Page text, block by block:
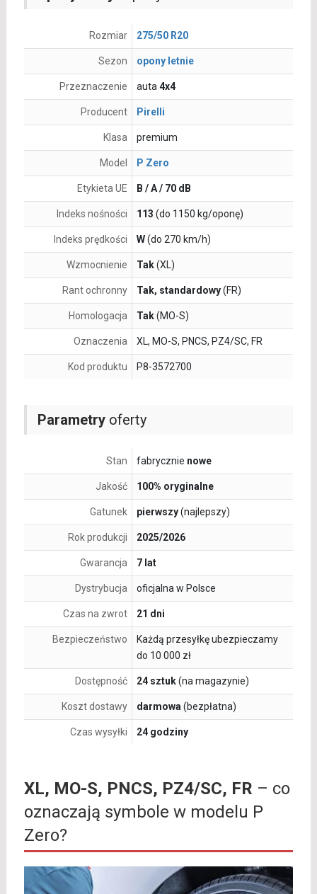
Parametryoferty
Stan fabrycznie nowe
Jakość 100% oryginalne
Gatunek pierwszy(najlepszy)
Rok produkcji 2025/2026
Gwarancja 7 lat
Dystrybucja oficjalna w Polsce
Czas na zwrot 21 dni
Bezpieczeństwo
Każdą przesyłkę ubezpieczamy
do 10 000 zł
Dostępność 24 sztuk(na magazynie)
Koszt dostawy darmowa (bezpłatna)
Czas wysyłki 24 godziny
Rozmiar 275/50 R20
Sezon opony letnie
Przeznaczenie auta 4x4
Producent Pirelli
Klasa premium
Model P Zero
Etykieta UE B / A / 70 dB
Indeks nośności 113 (do 1150 kg/oponę)
Indeks prędkości W(do 270 km/h)
Wzmocnienie Tak(XL)
Rant ochronny Tak, standardowy(FR)
Homologacja Tak(MO-S)
Oznaczenia XL, MO-S, PNCS, PZ4/SC, FR
Kod produktu P8-3572700
XL, MO-S, PNCS, PZ4/SC, FR – co
oznaczają symbole w modelu P
Zero?